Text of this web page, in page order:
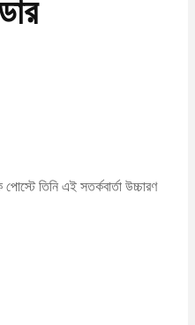
তিনি এই সতর্কবার্তা উচ্চারণ